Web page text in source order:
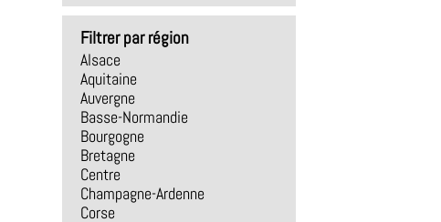
Filtrer par région
Alsace
Aquitaine
Auvergne
Basse-Normandie
Bourgogne
Bretagne
Centre
Champagne-Ardenne
Corse